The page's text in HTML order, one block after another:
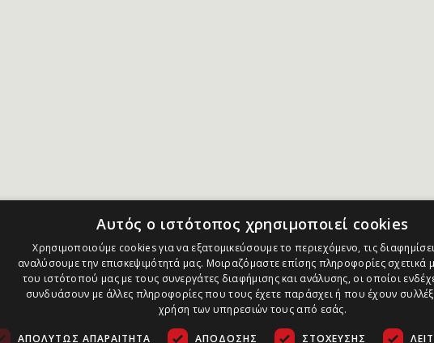
Αυτός ο ιστότοπος χρησιμοποιεί cookies
Χρησιμοποιούμε cookies για να εξατομικεύσουμε το περιεχόμενο, τις
αναλύσουμε την επισκεψιμότητά μας. Μοιραζόμαστε επίσης πληροφορίες σχετικά
του ιστότοπού μας με τους συνεργάτες διαφήμισης και ανάλυσης, οι οποίοι
συνδυάσουν με άλλες πληροφορίες που τους έχετε παράσχει ή που έχουν
χρήση των υπηρεσιών τους από εσάς.
ΑΠΟΛΎΤΩΣ ΑΠΑΡΑΊΤΗΤΑ ΑΠΌΔΟΣΗΣ ΣΤΌΧΕΥΣΗΣ